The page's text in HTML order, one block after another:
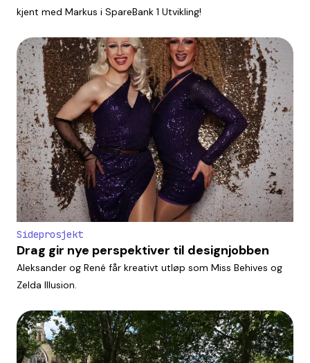
kjent med Markus i SpareBank 1 Utvikling!
Sideprosjekt
Drag gir nye perspektiver til designjobben
Aleksander og René får kreativt utløp som Miss Behives og
Zelda Illusion.